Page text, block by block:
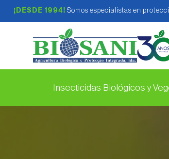
¡DESDE 1994! Somos especialistas en
Insecticidas Biológicos y